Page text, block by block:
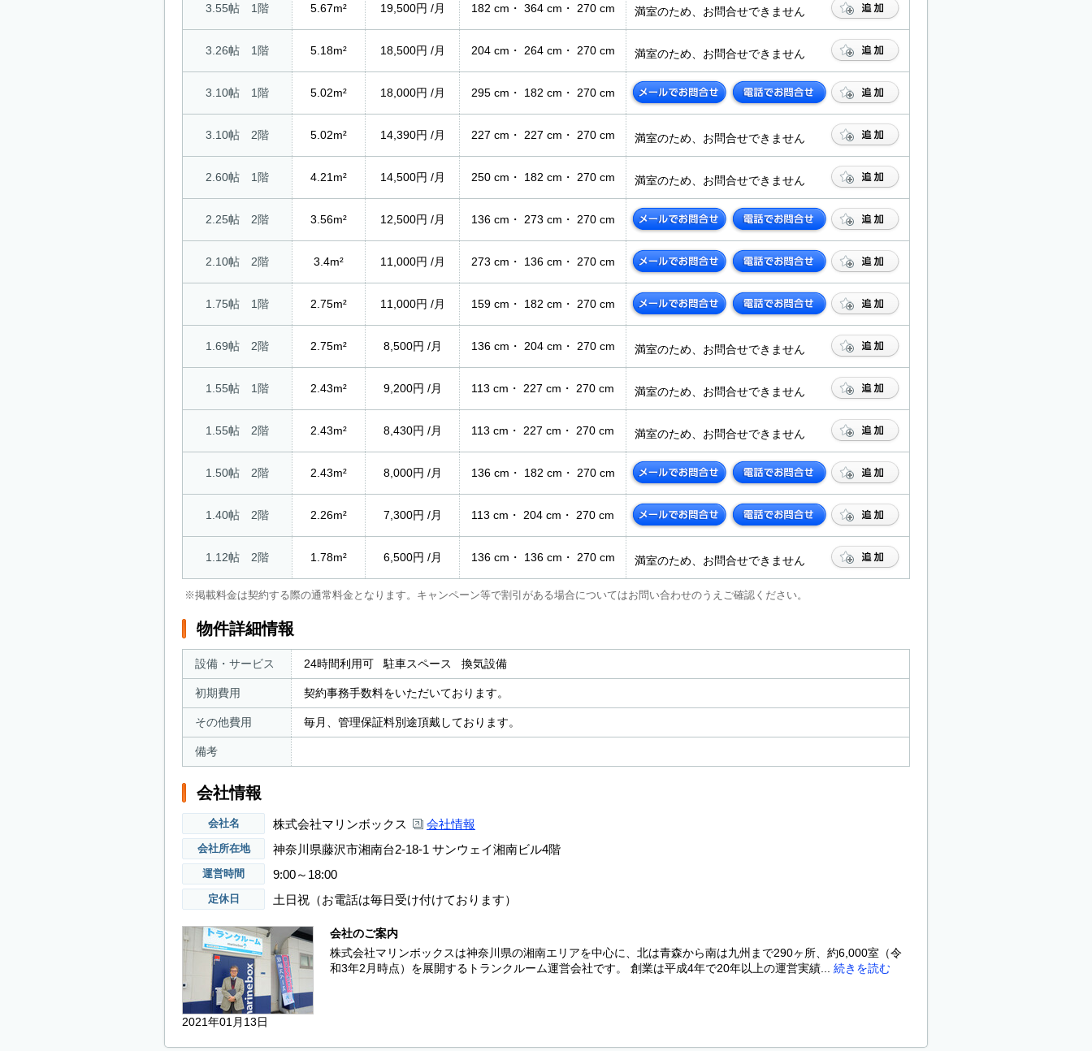
3.55帖 1階 5.67m² 19,500円 /月 182 cm・ 364 cm・ 270 cm 満室のため、お問合せできません
3.26帖 1階 5.18m² 18,500円 /月 204 cm・ 264 cm・ 270 cm 満室のため、お問合せできません
3.10帖 1階 5.02m² 18,000円 /月 295 cm・ 182 cm・ 270 cm
3.10帖 2階 5.02m² 14,390円 /月 227 cm・ 227 cm・ 270 cm 満室のため、お問合せできません
2.60帖 1階 4.21m² 14,500円 /月 250 cm・ 182 cm・ 270 cm 満室のため、お問合せできません
2.25帖 2階 3.56m² 12,500円 /月 136 cm・ 273 cm・ 270 cm
2.10帖 2階 3.4m² 11,000円 /月 273 cm・ 136 cm・ 270 cm
1.75帖 1階 2.75m² 11,000円 /月 159 cm・ 182 cm・ 270 cm
1.69帖 2階 2.75m² 8,500円 /月 136 cm・ 204 cm・ 270 cm 満室のため、お問合せできません
1.55帖 1階 2.43m² 9,200円 /月 113 cm・ 227 cm・ 270 cm 満室のため、お問合せできません
1.55帖 2階 2.43m² 8,430円 /月 113 cm・ 227 cm・ 270 cm 満室のため、お問合せできません
1.50帖 2階 2.43m² 8,000円 /月 136 cm・ 182 cm・ 270 cm
1.40帖 2階 2.26m² 7,300円 /月 113 cm・ 204 cm・ 270 cm
1.12帖 2階 1.78m² 6,500円 /月 136 cm・ 136 cm・ 270 cm 満室のため、お問合せできません
※掲載料金は契約する際の通常料金となります。キャンペーン等で割引がある場合についてはお問い合わせのうえご確認ください。
物件詳細情報
設備・サービス 24時間利用可 駐車スペース 換気設備
初期費用 契約事務手数料をいただいております。
その他費用 毎月、管理保証料別途頂戴しております。
備考
会社情報
会社名 株式会社マリンボックス 会社情報
会社所在地 神奈川県藤沢市湘南台2-18-1 サンウェイ湘南ビル4階
運営時間 9:00～18:00
定休日 土日祝（お電話は毎日受け付けております）
2021年01月13日
会社のご案内
株式会社マリンボックスは神奈川県の湘南エリアを中心に、北は青森から南は九州まで290ヶ所、約6,000室（令
和3年2月時点）を展開するトランクルーム運営会社です。 創業は平成4年で20年以上の運営実績...
続きを読む